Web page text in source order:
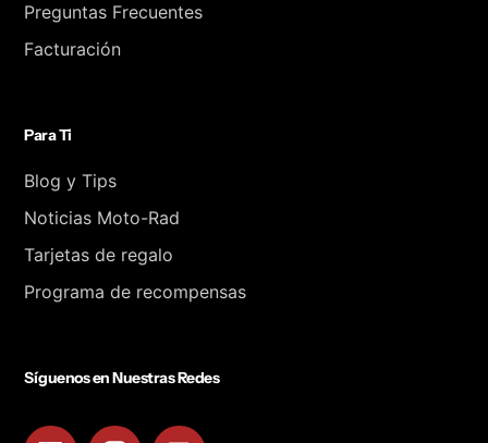
Preguntas Frecuentes
Facturación
Para Ti
Blog y Tips
Noticias Moto-Rad
Tarjetas de regalo
Programa de recompensas
Síguenos en Nuestras Redes